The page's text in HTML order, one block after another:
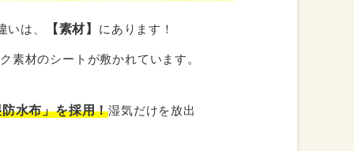
は、 【素材】 にあります！
素材のシートが敷かれています。
水布」を採用！湿気だけを放出